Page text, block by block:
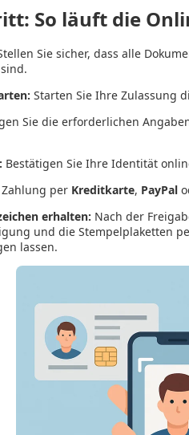
So läuft die
Sie sicher, dass alle
Starten Sie Ihre Zulassung
Sie die erforderlichen
Bestätigen Sie Ihre Identität
Zahlung per Kreditkarte, PayPal
erhalten: Nach der
und die Stempelplaketten
lassen.